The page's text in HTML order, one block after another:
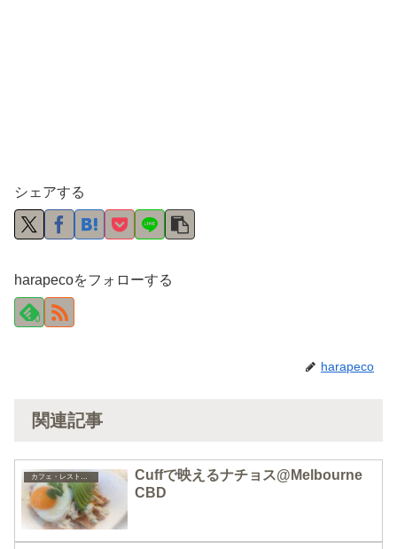
シェアする
harapecoをフォローする
0
harapeco
関連記事
カフェ・レストラン
Cuffで映えるナチョス@Melbourne
CBD